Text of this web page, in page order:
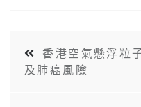
香港空氣懸浮粒
及肺癌風險